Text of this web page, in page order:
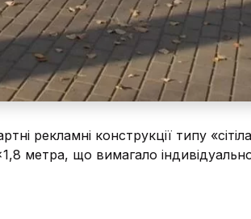
рекламні конструкції типу
метра, що вимагало